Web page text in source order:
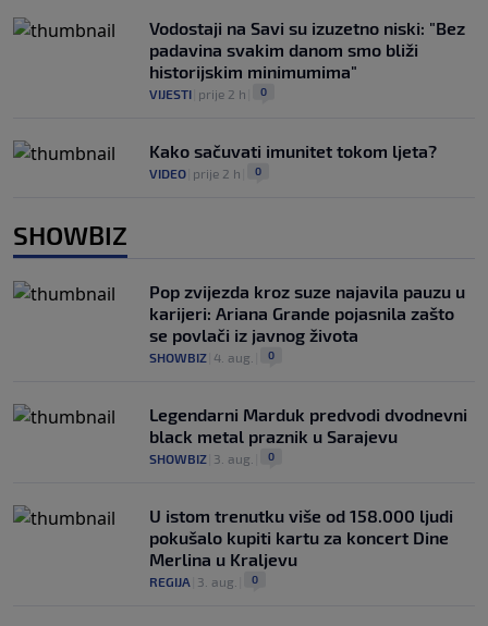
Vodostaji na Savi su izuzetno niski: "Bez
padavina svakim danom smo bliži
historijskim minimumima"
VIJESTI prije 2 h 0
Kako sačuvati imunitet tokom ljeta?
VIDEO prije 2 h 0
SHOWBIZ
Pop zvijezda kroz suze najavila pauzu u
karijeri: Ariana Grande pojasnila zašto
se povlači iz javnog života
SHOWBIZ 4. aug. 0
Legendarni Marduk predvodi dvodnevni
black metal praznik u Sarajevu
SHOWBIZ 3. aug. 0
U istom trenutku više od 158.000 ljudi
pokušalo kupiti kartu za koncert Dine
Merlina u Kraljevu
REGIJA 3. aug. 0